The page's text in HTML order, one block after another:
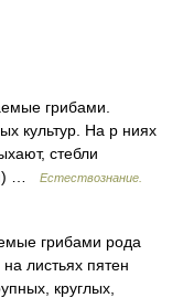
грибами.
культур. На р ниях
стебли
…
Естествознание.
грибами рода
листьях пятен
круглых,